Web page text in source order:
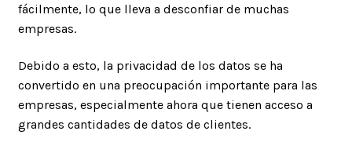
fácilmente, lo que lleva a desconfiar de muchas
empresas.
Debido a esto, la privacidad de los datos se ha
convertido en una preocupación importante para las
empresas, especialmente ahora que tienen acceso a
grandes cantidades de datos de clientes.